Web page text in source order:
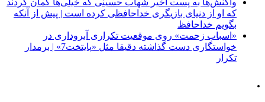
که او از دنیای بازیگری خداحافظی کرده است | پیش از آنکه
بگویم خداحافظ
«اسباب زحمت» روی موقعیت تکراری آبروداری در
خواستگاری دست گذاشته دقیقا مثل «پایتخت7» | برمدار
تکرار
.